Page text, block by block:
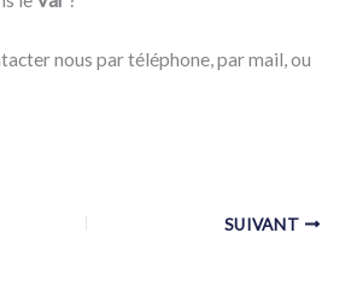
nous par téléphone, par mail, ou
SUIVANT